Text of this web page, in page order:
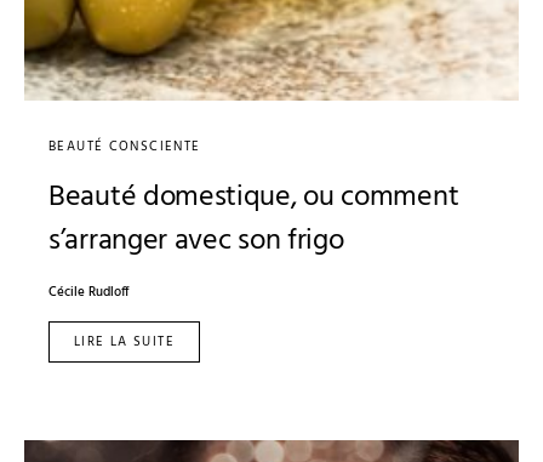
BEAUTÉ CONSCIENTE
Beauté domestique, ou comment
s’arranger avec son frigo
Cécile Rudloff
LIRE LA SUITE